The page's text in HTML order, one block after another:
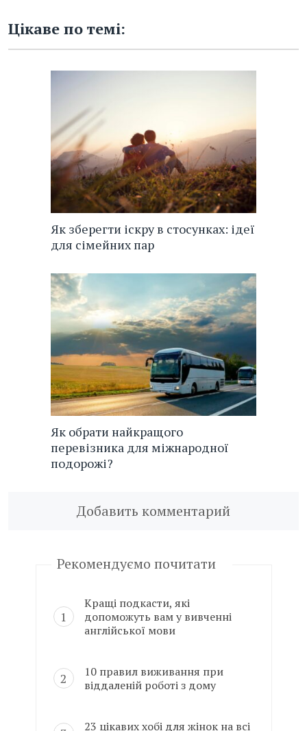
Цікаве по темі:
Як зберегти іскру в стосунках: ідеї
для сімейних пар
Як обрати найкращого
перевізника для міжнародної
подорожі?
Добавить комментарий
Рекомендуємо почитати
Кращі подкасти, які
допоможуть вам у вивченні
англійської мови
10 правил виживання при
віддаленій роботі з дому
23 цікавих хобі для жінок на всі